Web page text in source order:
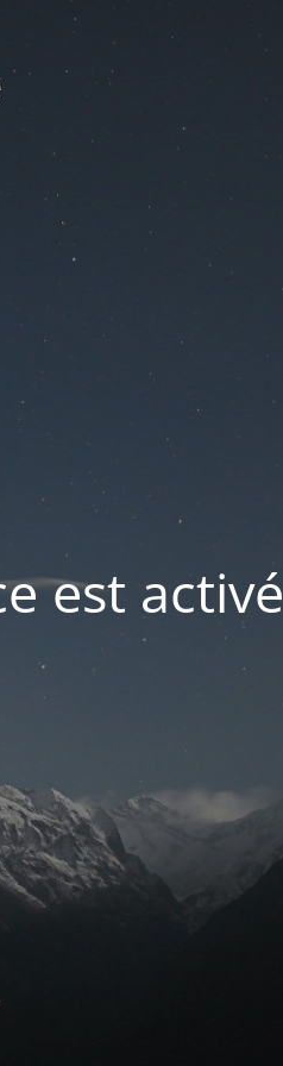
est activé